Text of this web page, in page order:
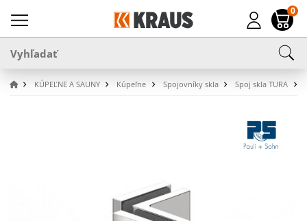
0
KÚPEĽNE A SAUNY Kúpeľne Spojovníky skla Spoj skla TURA